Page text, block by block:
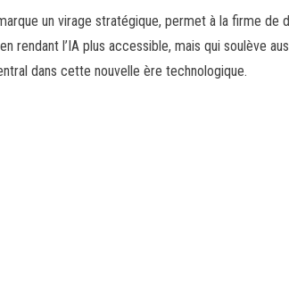
un virage stratégique, permet à la firme de
l’IA plus accessible, mais qui soulève
dans cette nouvelle ère technologique.